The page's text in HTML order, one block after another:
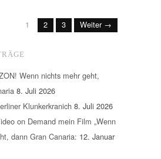
1 2 3 Weiter →
Wenn nichts mehr geht,
8. Juli 2026
Klunkerkranich 8. Juli 2026
on Demand mein Film „Wenn
dann Gran Canaria: 12. Januar